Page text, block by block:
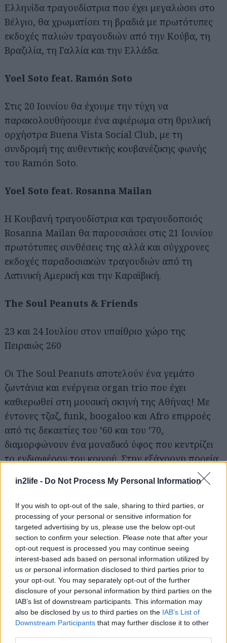
in2life - Do Not Process My Personal Information
If you wish to opt-out of the sale, sharing to third parties, or
processing of your personal or sensitive information for
targeted advertising by us, please use the below opt-out
section to confirm your selection. Please note that after your
opt-out request is processed you may continue seeing
interest-based ads based on personal information utilized by
us or personal information disclosed to third parties prior to
your opt-out. You may separately opt-out of the further
disclosure of your personal information by third parties on the
IAB’s list of downstream participants. This information may
also be disclosed by us to third parties on the IAB’s List of
Downstream Participants that may further disclose it to other
Ελληνίδα τραγουδίστρια που έχει μεγαλώσει στο
Βέλγιο, θα χρωματίσει τη βραδιά με πρωτότυπες
εκδοχές παλιών τραγουδιών από την Κούβα, τη
Βραζιλία, τη Γαλλία και την Ελλάδα.
Yoel Soto feat. Ramón Soto
Στις 20 Ιουνίου θα έχουμε την τύχη να
παρακολουθήσουμε ένα αφιέρωμα στη θρυλική
ορχήστρα Buena Vista Social Club, με τη
συνδρομή της αυθεντικής κουβανέζικης φωνής
του Ramón Soto.
Yoel Soto feat. Rosanna Mailan
Η Κουβανή τραγουδίστρια και τραγουδοποιός
Rosanna Mailan θα παρουσιάσει στις 21 Ιουνίου
πρωτότυπες συνθέσεις της αλλά και σύγχρονες
εκδοχές παραδοσιακών τραγουδιών από τη
Λατινική Αμερική και την Καραϊβική.
The Soul Peanuts & Friends
23 και 24 Ιουλίου στον υπαίθριο χώρο της
Πειραιώς 260
Οι The Soul Peanuts αποτελούν ένα γεμάτο
ζωντάνια και ενέργεια organ trio που έχει
καθιερωθεί στη μουσική σκηνή της Αθήνας! Με
έντονες τζαζ, funk, boogaloo και Afro επιρροές
από τις δεκαετίες του ’60 και του ’70,
διαμορφώνουν ένα μοναδικό ύφος που κεντρίζει
το ενδιαφέρον του κοινού. Στην εξάχρονη πορεία
πολλές συνεργασίες με εκλεκτούς μουσικούς,
δημιουργώντας με κάθε τους εμφάνιση μια
μοναδική εμπειρία. Στην Πειραιώς 260 θα
παρουσιάσουν κομμάτια από τον πρώτο τους
δίσκο, κάποια ακυκλοφόρητα έργα, καθώς και
αγαπημένες διασκευές, υποσχόμενοι ένα
αξέχαστο μουσικό ταξίδι!
Datfunkband feat. Alexandra Sieti
25 Ιουλίου στον υπαίθριο χώρο της Πειραιώς 260